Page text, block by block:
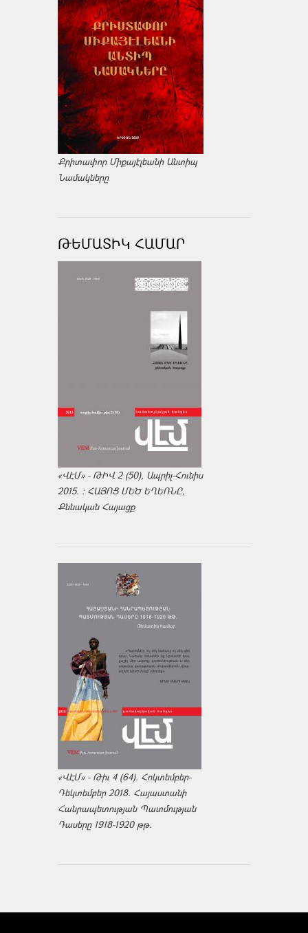
Քրիտափոր Միքայէլեանի Անտիպ
Նամակները
ԹԵՄԱՏԻԿ ՀԱՄԱՐ
«ՎԷՄ» - ԹԻՎ 2 (50), Ապրիլ-Հունիս
2015. : ՀԱՅՈՑ ՄԵԾ ԵՂԵՌՆԸ,
Քննական Հայացք
«ՎԷՄ» - Թիւ 4 (64). Հոկտեմբեր-
Դեկտեմբեր 2018. Հայաստանի
Հանրապետության Պատմության
Դասերը 1918-1920 թթ.